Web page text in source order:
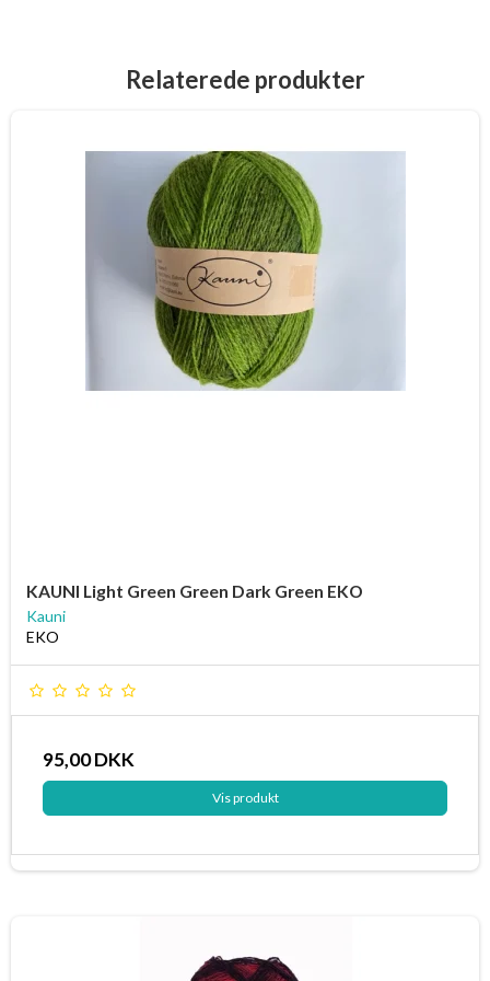
Relaterede produkter
KAUNI Light Green Green Dark Green EKO
Kauni
EKO
95,00 DKK
Vis produkt